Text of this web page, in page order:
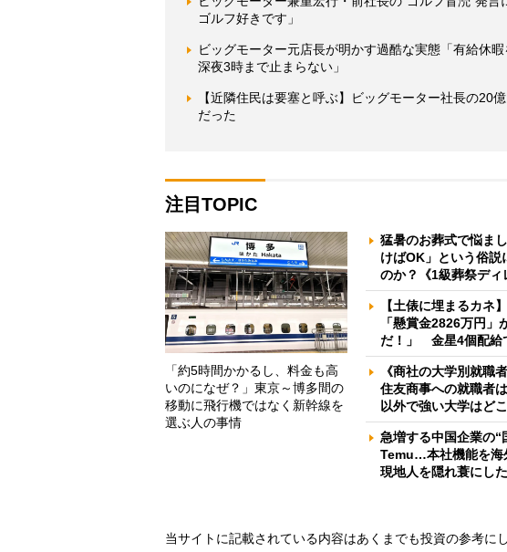
ゴルフ好きです」
ビッグモーター元店長が明かす過酷な実態「有給休
深夜3時まで止まらない」
【近隣住民は要塞と呼ぶ】ビッグモーター社長の20
だった
注目TOPIC
「約5時間かかるし、料金も高
いのになぜ？」東京～博多間の
移動に飛行機ではなく新幹線を
選ぶ人の事情
猛暑のお葬式で悩ま
けばOK」という俗説
のか？《1級葬祭ディ
【土俵に埋まるカネ
「懸賞金2826万円
だ！」 金星4個配給
《商社の大学別就職
住友商事への就職者
以外で強い大学はど
急増する中国企業の
Temu…本社機能を海
現地人を隠れ蓑にし
当サイトに記載されている内容はあくまでも投資の参考に